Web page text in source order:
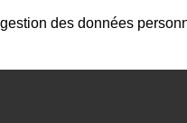
des données